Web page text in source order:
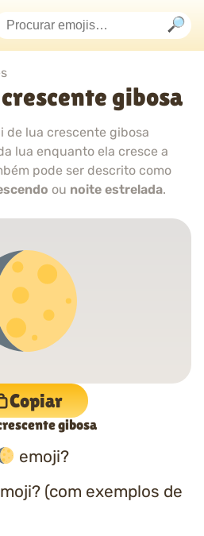
gibosa
de lua crescente gibosa
lua enquanto ela cresce a
pode ser descrito como
ou noite estrelada.
Copiar
gibosa
emoji?
(com exemplos de